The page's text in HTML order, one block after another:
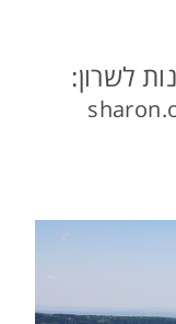
לשרון: